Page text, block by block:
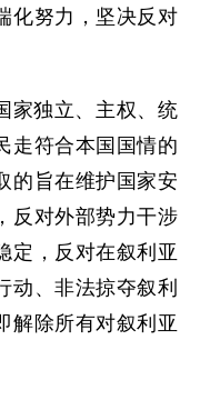
化努力，坚决反对
家独立、主权、统
走符合本国国情的
的旨在维护国家安
反对外部势力干涉
定，反对在叙利亚
动、非法掠夺叙利
解除所有对叙利亚